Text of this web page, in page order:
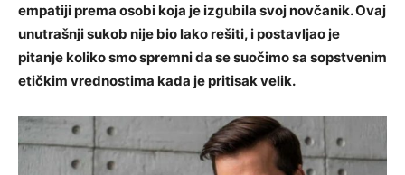
empatiji prema osobi koja je izgubila svoj novčanik.Ovaj
unutrašnji sukob nije bio lako rešiti, i postavljao je
pitanje koliko smo spremni da se suočimo sa sopstvenim
etičkim vrednostima kada je pritisak velik.